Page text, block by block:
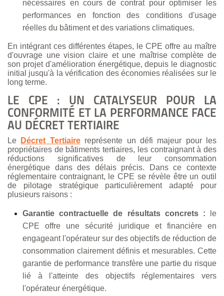
nécessaires en cours de contrat pour optimiser les
performances en fonction des conditions d'usage
réelles du bâtiment et des variations climatiques.
En intégrant ces différentes étapes, le CPE offre au maître
d'ouvrage une vision claire et une maîtrise complète de
son projet d'amélioration énergétique, depuis le diagnostic
initial jusqu'à la vérification des économies réalisées sur le
long terme.
LE CPE : UN CATALYSEUR POUR LA
CONFORMITÉ ET LA PERFORMANCE FACE
AU DÉCRET TERTIAIRE
Le Décret Tertiairereprésente un défi majeur pour les
propriétaires de bâtiments tertiaires, les contraignant à des
réductions significatives de leur consommation
énergétique dans des délais précis. Dans ce contexte
réglementaire contraignant, le CPE se révèle être un outil
de pilotage stratégique particulièrement adapté pour
plusieurs raisons :
Garantie contractuelle de résultats concrets : le
CPE offre une sécurité juridique et financière en
engageant l'opérateur sur des objectifs de réduction de
consommation clairement définis et mesurables. Cette
garantie de performance transfère une partie du risque
lié à l'atteinte des objectifs réglementaires vers
l'opérateur énergétique.